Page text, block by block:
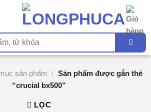
sản phẩm / Sản phẩm được gắn thẻ
“crucial bx500”
LỌC